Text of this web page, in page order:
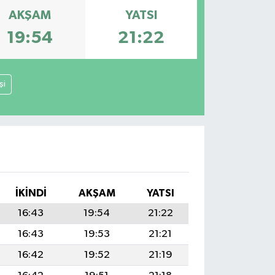
AKŞAM
19:54
YATSI
21:22
İKINDI AKŞAM
YATSI
16:43
19:54
21:22
16:43
19:53
21:21
16:42
19:52
21:19